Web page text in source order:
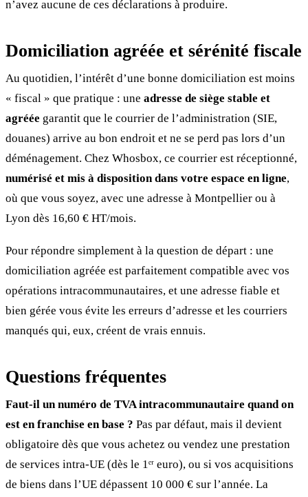
n’avez aucune de ces déclarations à produire.
Domiciliation agréée et sérénité fiscale
Au quotidien, l’intérêt d’une bonne domiciliation est moins
« fiscal » que pratique : une adresse de siège stable et
agréée garantit que le courrier de l’administration (SIE,
douanes) arrive au bon endroit et ne se perd pas lors d’un
déménagement. Chez Whosbox, ce courrier est réceptionné,
numérisé et mis à disposition dans votre espace en ligne,
où que vous soyez, avec une adresse à Montpellier ou à
Lyon dès 16,60 € HT/mois.
Pour répondre simplement à la question de départ : une
domiciliation agréée est parfaitement compatible avec vos
opérations intracommunautaires, et une adresse fiable et
bien gérée vous évite les erreurs d’adresse et les courriers
manqués qui, eux, créent de vrais ennuis.
Questions fréquentes
Faut-il un numéro de TVA intracommunautaire quand on
est en franchise en base ? Pas par défaut, mais il devient
obligatoire dès que vous achetez ou vendez une prestation
de services intra-UE (dès le 1ᵉʳ euro), ou si vos acquisitions
de biens dans l’UE dépassent 10 000 € sur l’année. La